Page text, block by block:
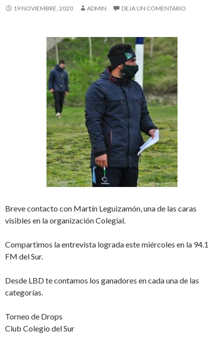
19 NOVIEMBRE, 2020 ADMIN DEJA UN COMENTARIO
Breve contacto con Martín Leguizamón, una de las caras
visibles en la organización Colegial.
Compartimos la entrevista lograda este miércoles en la 94.1
FM del Sur.
Desde LBD te contamos los ganadores en cada una de las
categorías.
Torneo de Drops
Club Colegio del Sur